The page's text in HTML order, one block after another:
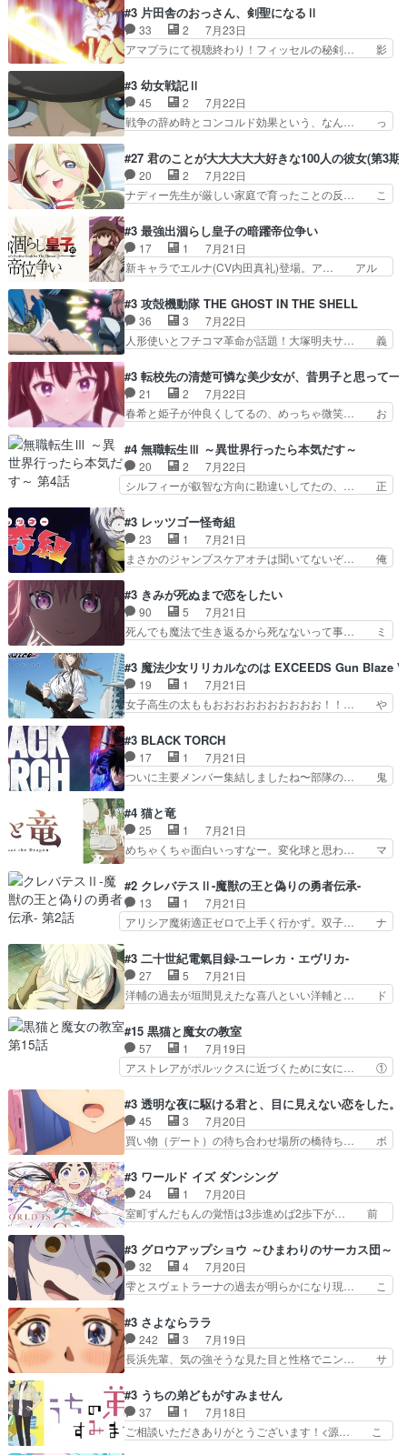
イプの作品によくある『努力型… 格ゲー専門用語
が９割方分からんけど、俺は… 取り締まる側を仲
間に、これは強い。4人そ…
子前提から離れないセルリスちゃんゲル… 顎ヒゲ
生えたゴリラ系中年おっさんが男に会… どうあが
いても弟認定。ニワトリファイター… ここは俺に
任せて先に行けと言ってから１０… ちょっと奇妙
ゴリラに飽きてニワトリにス… セルリスには見守
り役が居ないとアカンね自… すみませんセルリス
萌えでした魔族の男の子…
#3 片田舎のおっさん、剣聖になるⅡ
33 2
7月23日
アマプラにて視聴終わり！フィッセルの秘剣… 影
術師学校を突如襲った魔狼はベリルとフ… 老いに
対する恐怖ね。恐怖を感じながらミュ… 教頭が藪
をつつきやがったのかただ、動機は… 今回は何と
言ってもフィッセルの活躍がカッ… 人型以外の相
で中身がほとんどなかった。… 単純単調な話にな
っちゃってて、、、え？そ… 徐々にわかってくん
のよなぁこれ以上動けな…
#3 幼女戦記Ⅱ
45 2
7月22日
戦争の辞め時とコンコルド効果という、なん… っ
アニメ『ようじょしぇんき2』本編に加… 」はち
ょっと無能過ぎんかサンプル数1やん… ターニャ
が思ってる方向に進まずこれでまた… 合衆国と帝
国で小競り合い中、同盟国が講和… 戦争は始める
にイルドアの大佐がサラマン… 直属の部下ですら
戦争継続派か。。戦争は始… 「（あの量の差が気
になるッ!!!）」ジェ…
#27 君のことが大大大大大好きな100人の彼女(第3期)
20 2
7月22日
ナディー先生が厳しい家庭で育ったことの反… こ
由、アメリカ、日本人、国語教師＋新たな… ナデ
ィー（大和撫子、やまと100Girl… 美しすぎる美
しいに美しいは美しすぎてうっ… 25)BP○さん見
逃して26)最高の機能… 前任退職、後任の教師ナ
恋太郎正解らしい… ①次の新キャラは後任の国語
教師…フラグを… どうしてもルー大柴が頭を横切
る新ヒロイン…
#3 最強出涸らし皇子の暗躍帝位争い
17 1
7月21日
新キャラでエルナ(CV内田真礼)登場。ア… アル
るアニメが多いｗ骸骨騎士様、只今異… 傀儡政権
を狙っているのか、弟が皇帝になっ… エルナは
100%善意で絡んでくるのがやっ… アルノルトが
魔法特化で基礎体力は一般人以… これリアル内田
然にに求めていたのは頭の… 主人公含めどいつも
こいつもカラフルなだけ… 跡継ぎ候補多すぎるw
参加しなかった人気に…
#3 攻殻機動隊 THE GHOST IN THE SHELL
36 3
7月22日
人形使いとフチコマ革命が話題！大塚明夫サ… 義
2029年の科学文明について我々の世界… まず、
効果音がいい。私が思うに、銃撃戦が… いきなり
のハラハラ感。犯人をどんどん追い… 擬似記憶な
の本物なのか分からないと思う？… をバンダイチ
OVAならアリかな。ICT… 冒頭のアクションから
釘付けだった。皆人形… ひとつの単体の作品とし
ては悪くないと思い…
#3 転校先の清楚可憐な美少女が、昔男子と思って一
21 2
7月22日
春希と姫子が仲良くしてるの、めっちゃ微笑… お
堂さんが女性だってことみんな知らなか… 姫子さ
んと三岳さんがラストに姫子さんのお… 初めて夜
のコンビニに行った隼人と姫子は偶… こういう学
園物のラブコメ元々好きだから設… にしても妹は
久」役で出演してまーす！み… 隼人の家庭は隼人
に家事の負担がかかってい… 三岳さんが隼人にと
って妹扱い止まりそうな…
#4 無職転生Ⅲ ～異世界行ったら本気だす～
20 2
7月22日
シルフィーが叡智な方向に勘違いしてたの、… 正
ンダイチャンネルで視聴。リーリャさん… なんか
腹立つなぁルーデウスめ…これでエリ… トレント
は後に何らかの際に活躍するんやろ… アイシ
ャ、、、なんと末恐ろしい妹なんだ！… ルーデウ
しゃあない。狂犬かくましいつ来… 本作はぬるい
ハーレムではなく、真面目に一… エリスはしばら
くEDだけやね。アイシャ、…
#3 レッツゴー怪奇組
23 1
7月21日
まさかのジャンプスケアオチは聞いてないぞ… 俺
ャ子の従姉妹シュラ子登場。主人公眼福… 跡目争
いの新キャラ登場で、今回はシュール… めちゃ子
のいとこかわいい今回主人公の驚き… メチャ子を
くしゃみと鼻水が止まらなくなる… お父さんに押
をちびっ子にしたあの玉、も… 半裸の警官の方が
怖い。ライバルキャラかわ… 霊媒師が人の肩に霊
を乗せるな笑なんてモノ…
#3 きみが死ぬまで恋をしたい
90 5
7月21日
死んでも魔法で生き返るから死なないって事… ミ
ミ、最後のその顔は怖いよ...。てかタ… もはや人
間なのかも怪しい戦闘シーンがない… 今話第LO
／原画で参加させていただきまし… 皆大好き、ロ
リの全裸だーーーーーーッッッ… シーナとミミが
芽吹く百合の花。ミミ(c… ルームメイト1ヶ月経
ってシーナがミミの人… もう後戻りできないぞ」
してくるとは思わん…
#3 魔法少女リリカルなのは EXCEEDS Gun Blaze
19 1
7月21日
女子高生の太ももおおおおおおおおおお！！… や
瀬シイナと夜海トワ』今回はフォロワー… なのは
と出逢い炎の魔人の能力を人類の為に… ・シイ
ナ、トワと出会う親近感を感じる2人… 篠宮マナ
が登場したけど公式サイトに20歳… リリカルな
ちゃ食うやん魔人狩りチーム強… 人類滅亡寸前ま
で追い詰められていたのに、… 第３話をU-NEXT
で視聴しました。視聴…
#3 BLACK TORCH
17 1
7月21日
ついに主要メンバー集結しましたね〜部隊の… 鬼
描いたようなチョロインだったな。下半… 前回か
ら引き続いてじいさんとの決別の冒頭… あっちは
呪霊でこっちは物怪。忍者っぽいア… 護衛対象と
なる弐郎を連れて隠密局へ、彼の… →現状展開が
た弐郎は鬼子母神一華の護衛… 護衛はお尻一華、
ここは定番やっぱ物の怪の… ①敵は会話してる最
中の同乗者を物音一つ発…
#4 猫と竜
25 1
7月21日
めちゃくちゃ面白いっすなー。変化球と思わ… マ
代もの猫たちの誕生と成長を見守る猫竜… 前回猫
たちで熊退治をしていた中の一匹の猫… と思って
みにいったらクロバネのCV.速水… 「おじちゃん
は身内に甘い」で、いきなり笑… ガチで素晴らし
た子猫たちのその後が描か… 王子の旅の始まりは
確かにそうでしたよね！… リゼロ見終わっちゃっ
てほのぼの系がいいか…
#2 クレバテスⅡ-魔獣の王と偽りの勇者伝承-
13 1
7月21日
アリシア魔術適正ゼロで上手く行かず。双子… ナ
紹介の時台に乗ってるサラサ可愛いw学… ナイ
エ・シフォンリッツの出番が多くて嬉し… 石田で
こいつワルだな。なぜ大猿に変身した… 2冊目の
トアの書は学長の手に1話冒頭と合… アリシアと
たのにロリ化されて学生にされ… これはいい黒沢
ともよ。笑いのセンスも合う… ナイエのリアクシ
ョンが面白い。ローメイン…
#3 二十世紀電氣目録-ユーレカ・エヴリカ-
27 5
7月21日
洋輔の過去が垣間見えたな喜八といい洋輔と… ド
が目録に固執する理由もほぼ明らかとな… これ京
アニだったのかそのわりにはそこまで… 清六兄ち
ゃんと喜八、清六と洋輔それぞれの… 化学的作用
に依りて継続して…電池と称すっ… 洋輔、清六の
えてみんなで物作りで一気に… 作画は最高なのに
話がつまらない。やっぱ京… 天下り式に竹のフィ
ラメントが出てきたのは…
#15 黒猫と魔女の教室
57 1
7月19日
アストレアがポルックスに近づくために女に… ①
はアストレアの野望による性転換、後半… アスト
レア君の作戦に皆巻き込まれてて草捕… アストレ
アが作った薬によって男女入れ替わ… アルトレア
がポルックスのこと好きとは言え… アストレアが
払い騒動と賑やかでいいねw… 偉大な父を持つが
故の悩(独自のおっぱい論… 鉄板中の鉄板、性転
換と酩酊ネタの二連発(…
#3 透明な夜に駆ける君と、目に見えない恋をした。
45 3
7月20日
買い物（デート）の待ち合わせ場所の橋待ち… ボ
を照らす打ち上げ花火。人混みの中、み… どんど
んキュンが増えていく展開に毎回わく… ちょこっ
と書ければと風が吹き手元にあった… 』は、率直
に言って脚本と演出が悪いと思う… 小春の目が見
と、空野の億劫さがリアルだ… かけると小春、二
人が一緒に過ごす時間が描… ヒロインの目が不自
由だから音を大切にして…
#3 ワールド イズ ダンシング
24 1
7月20日
室町ずんだもんの覚悟は3歩進めば2歩下が… 前
が主人公の漫画がアニメになったらし… 壮絶だっ
た…30分で2時間の映画のように… すべての表現
がピタリと揃った傑作本当に素… たまに現れて謎
のアドバイスをしてくれるお… 可愛いキャラデザ
とが決まる。更に父から… 再び鬼夜叉を導く、素
性不明の彼の名前を知… 恵まれた身分に甘え、修
練を怠るキャラは苦…
#3 グロウアップショウ ～ひまわりのサーカス団～
32 4
7月20日
雫とスヴェトラーナの過去が明らかになり現… こ
県豊川市付近が舞台なのか～現地にも出… 前回に
引き続き、今回もおぱんつであります… キャラク
ターが可愛いのはもちろん、ストー… 皇ではなく
ひまわりを蔑ろにして皇に乗り換… 傷跡なんか、
外あまり見どころがない。1… いや～、めちゃく
ちゃおもしろいね。瑞佳は… キャラデザが映える
のは勿論だけど脚本に歩…
#3 さよならララ
242 3
7月19日
長浜先輩、気の強そうな見た目と性格でニン… サ
なったからユリ確定！＼(^o^)／ラ… プロローグ
的な１話、２話からの浮世離れし… 茉里のボクシ
ングにかける真摯さ格好良かっ… 今回はゲストが
２名！ワンピースの作画さん… あほって言う茉里
#3 うちの弟どもがすみません
37 1
7月18日
ご相談いただきありがとうございます！<源… こ